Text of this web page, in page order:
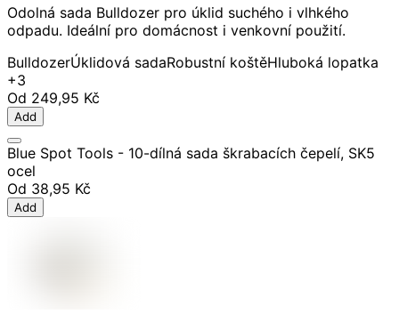
Odolná sada Bulldozer pro úklid suchého i vlhkého
odpadu. Ideální pro domácnost i venkovní použití.
BulldozerÚklidová sadaRobustní koštěHluboká lopatka
+3
Od 249,95 Kč
Add
Blue Spot Tools - 10-dílná sada škrabacích čepelí, SK5
ocel
Od 38,95 Kč
Add